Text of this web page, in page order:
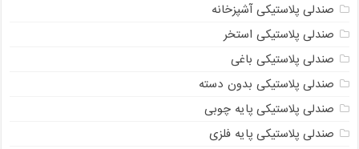
صندلی پلاستیکی آشپزخانه
صندلی پلاستیکی استخر
صندلی پلاستیکی باغی
صندلی پلاستیکی بدون دسته
صندلی پلاستیکی پایه چوبی
صندلی پلاستیکی پایه فلزی